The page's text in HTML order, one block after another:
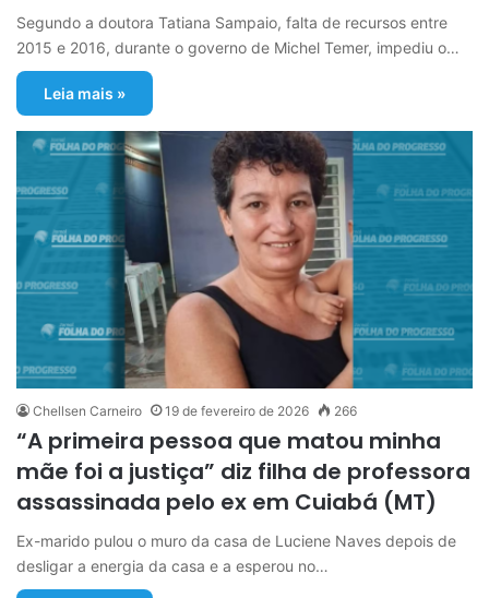
Segundo a doutora Tatiana Sampaio, falta de recursos entre
2015 e 2016, durante o governo de Michel Temer, impediu o…
Leia mais »
Chellsen Carneiro 19 de fevereiro de 2026 266
“A primeira pessoa que matou minha
mãe foi a justiça” diz filha de professora
assassinada pelo ex em Cuiabá (MT)
Ex-marido pulou o muro da casa de Luciene Naves depois de
desligar a energia da casa e a esperou no…